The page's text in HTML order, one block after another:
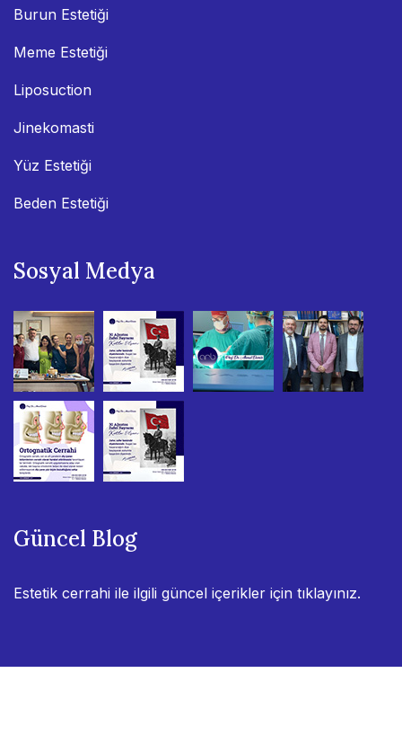
Burun Estetiği
Meme Estetiği
Liposuction
Jinekomasti
Yüz Estetiği
Beden Estetiği
Sosyal Medya
Güncel Blog
Estetik cerrahi ile ilgili güncel içerikler için tıklayınız.